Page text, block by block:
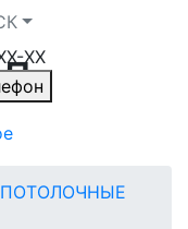
XX